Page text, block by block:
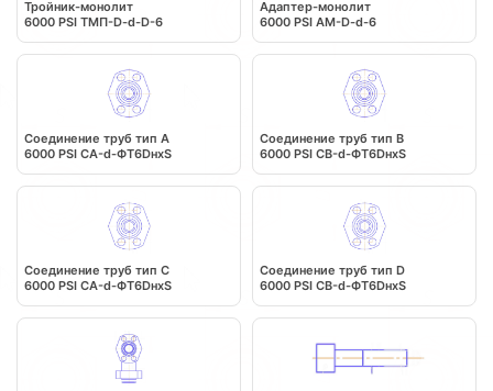
Тройник-монолит
6000 PSI ТМП-D-d-D-6
Адаптер-монолит
6000 PSI АМ-D-d-6
Соединение труб тип А
6000 PSI СА-d-ФТ6DнхS
Соединение труб тип В
6000 PSI СВ-d-ФТ6DнхS
Соединение труб тип С
6000 PSI СА-d-ФТ6DнхS
Соединение труб тип D
6000 PSI СВ-d-ФТ6DнхS